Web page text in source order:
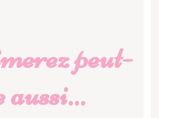
peut-
aussi…